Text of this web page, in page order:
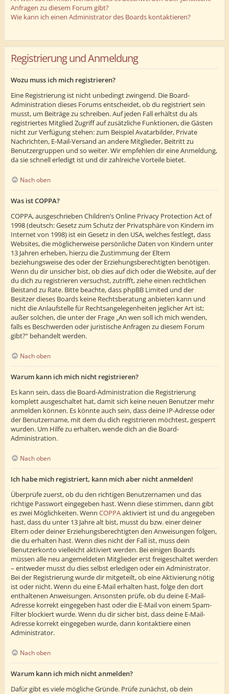
Anfragen zu diesem Forum gibt?
Wie kann ich einen Administrator des Boards kontaktieren?
Registrierung und Anmeldung
Wozu muss ich mich registrieren?
Eine Registrierung ist nicht unbedingt zwingend. Die Board-
Administration dieses Forums entscheidet, ob du registriert sein
musst, um Beiträge zu schreiben. Auf jeden Fall erhältst du als
registriertes Mitglied Zugriff auf zusätzliche Funktionen, die Gästen
nicht zur Verfügung stehen: zum Beispiel Avatarbilder, Private
Nachrichten, E-Mail-Versand an andere Mitglieder, Beitritt zu
Benutzergruppen und so weiter. Wir empfehlen dir eine Anmeldung,
da sie schnell erledigt ist und dir zahlreiche Vorteile bietet.
Nach oben
Was ist COPPA?
COPPA, ausgeschrieben Children’s Online Privacy Protection Act of
1998 (deutsch: Gesetz zum Schutz der Privatsphäre von Kindern im
Internet von 1998) ist ein Gesetz in den USA, welches festlegt, dass
Websites, die möglicherweise persönliche Daten von Kindern unter
13 Jahren erheben, hierzu die Zustimmung der Eltern
beziehungsweise des oder der Erziehungsberechtigten benötigen.
Wenn du dir unsicher bist, ob dies auf dich oder die Website, auf der
du dich zu registrieren versuchst, zutrifft, ziehe einen rechtlichen
Beistand zu Rate. Bitte beachte, dass phpBB Limited und der
Besitzer dieses Boards keine Rechtsberatung anbieten kann und
nicht die Anlaufstelle für Rechtsangelegenheiten jeglicher Art ist;
außer solchen, die unter der Frage „An wen soll ich mich wenden,
falls es Beschwerden oder juristische Anfragen zu diesem Forum
gibt?“ behandelt werden.
Nach oben
Warum kann ich mich nicht registrieren?
Es kann sein, dass die Board-Administration die Registrierung
komplett ausgeschaltet hat, damit sich keine neuen Benutzer mehr
anmelden können. Es könnte auch sein, dass deine IP-Adresse oder
der Benutzername, mit dem du dich registrieren möchtest, gesperrt
wurden. Um Hilfe zu erhalten, wende dich an die Board-
Administration.
Nach oben
Ich habe mich registriert, kann mich aber nicht anmelden!
Überprüfe zuerst, ob du den richtigen Benutzernamen und das
richtige Passwort eingegeben hast. Wenn diese stimmen, dann gibt
es zwei Möglichkeiten. Wenn COPPAaktiviert ist und du angegeben
hast, dass du unter 13 Jahre alt bist, musst du bzw. einer deiner
Eltern oder deiner Erziehungsberechtigten den Anweisungen folgen,
die du erhalten hast. Wenn dies nicht der Fall ist, muss dein
Benutzerkonto vielleicht aktiviert werden. Bei einigen Boards
müssen alle neu angemeldeten Mitglieder erst freigeschaltet werden
– entweder musst du dies selbst erledigen oder ein Administrator.
Bei der Registrierung wurde dir mitgeteilt, ob eine Aktivierung nötig
ist oder nicht. Wenn du eine E-Mail erhalten hast, folge den dort
enthaltenen Anweisungen. Ansonsten prüfe, ob du deine E-Mail-
Adresse korrekt eingegeben hast oder die E-Mail von einem Spam-
Filter blockiert wurde. Wenn du dir sicher bist, dass deine E-Mail-
Adresse korrekt eingegeben wurde, dann kontaktiere einen
Administrator.
Nach oben
Warum kann ich mich nicht anmelden?
Dafür gibt es viele mögliche Gründe. Prüfe zunächst, ob dein